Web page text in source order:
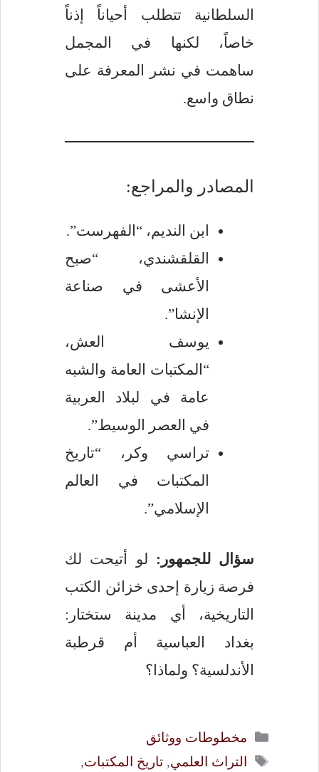
السلطانية تتطلب أحياناً إذناً
خاصاً، لكنها في المجمل
ساهمت في نشر المعرفة على
نطاق واسع.
المصادر والمراجع:
ابن النديم، “الفهرست”.
القلقشندي، “صبح
الأعشى في صناعة
الإنشا”.
يوسف العش،
“المكتبات العامة والشبه
عامة في لبلاد العربية
في العصر الوسيط”.
تراسي وكر، “تاريخ
المكتبات في العالم
الإسلامي”.
سؤال للجمهور: لو أتيحت لك
فرصة زيارة إحدى خزائن الكتب
التاريخية، أي مدينة ستختار:
بغداد العباسية أم قرطبة
الأندلسية؟ ولماذا؟
التصنيفات
مخطوطات ووثائق
الوسوم
التراث العلمي,تاريخ المكتبات,